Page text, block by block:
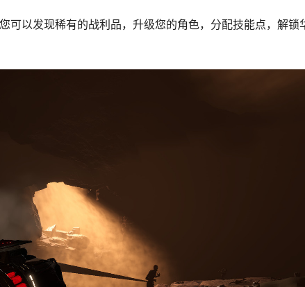
可以发现稀有的战利品，升级您的角色，分配技能点，解锁